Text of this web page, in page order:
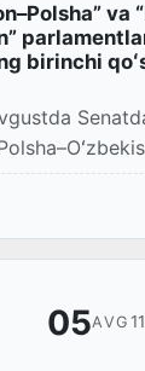
va
birinchi
hamkorlik
onlayn
05AVG